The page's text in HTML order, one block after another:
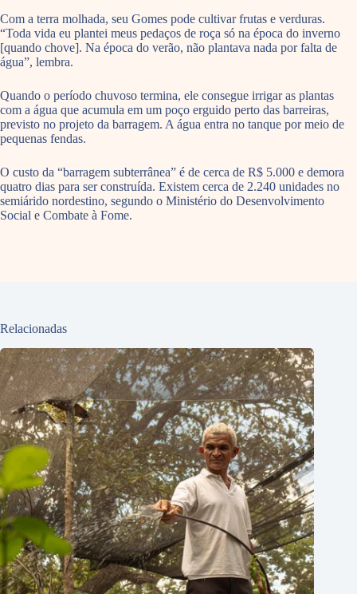
Com a terra molhada, seu Gomes pode cultivar frutas e verduras.
“Toda vida eu plantei meus pedaços de roça só na época do inverno
[quando chove]. Na época do verão, não plantava nada por falta de
água”, lembra.
Quando o período chuvoso termina, ele consegue irrigar as plantas
com a água que acumula em um poço erguido perto das barreiras,
previsto no projeto da barragem. A água entra no tanque por meio de
pequenas fendas.
O custo da “barragem subterrânea” é de cerca de R$ 5.000 e demora
quatro dias para ser construída. Existem cerca de 2.240 unidades no
semiárido nordestino, segundo o Ministério do Desenvolvimento
Social e Combate à Fome.
Relacionadas